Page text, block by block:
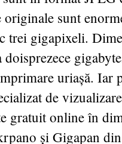
sunt
trei gigapixeli.
uriașă. Iar
de
gratuit online în
și Gigapan